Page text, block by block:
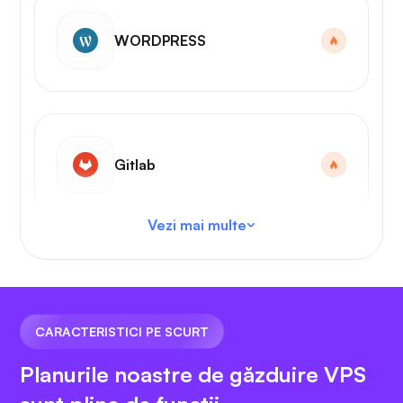
WORDPRESS
Gitlab
Cod VS
Vezi mai multe
CARACTERISTICI PE SCURT
Planurile noastre de găzduire VPS